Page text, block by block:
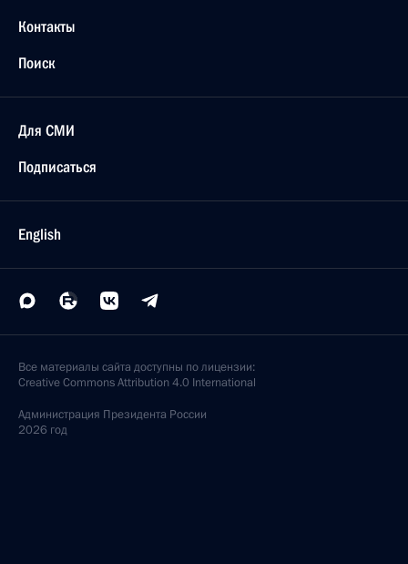
Контакты
Поиск
Для СМИ
Подписаться
English
Все материалы сайта доступны по лицензии:
Creative Commons Attribution 4.0 International
Администрация Президента России
2026 год